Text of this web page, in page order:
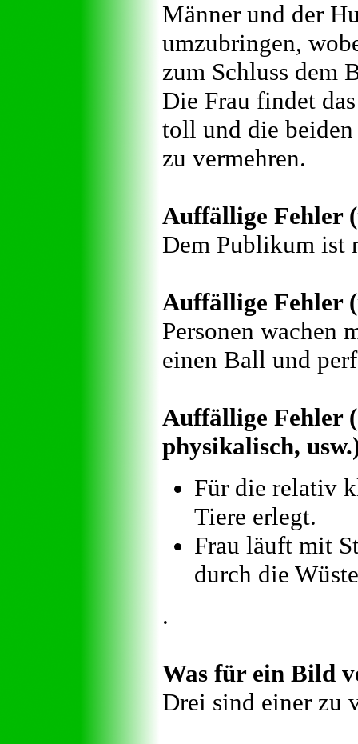
Männer und der
umzubringen,
zum Schluss dem
Die Frau findet
toll und die
zu vermehren.
Auffällige Fehler
Dem Publikum ist
Auffällige Fehler
Personen wachen
einen Ball und
Auffällige Fehler
physikalisch,
Für die relativ
Tiere erlegt.
Frau läuft mit
durch die
.
Was für ein Bild
Drei sind einer zu